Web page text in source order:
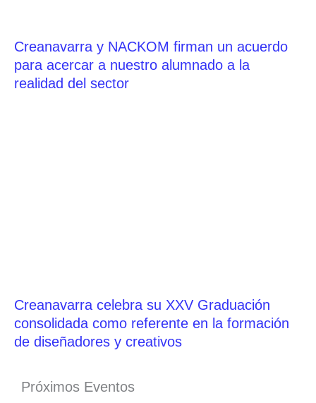
Creanavarra y NACKOM firman un acuerdo
para acercar a nuestro alumnado a la
realidad del sector
Creanavarra celebra su XXV Graduación
consolidada como referente en la formación
de diseñadores y creativos
Próximos Eventos